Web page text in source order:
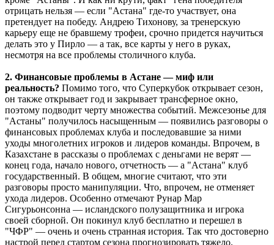
отрицать нельзя — если "Астана" где-то участвует, она
претендует на победу. Андрею Тихонову, за тренерскую
карьеру еще не бравшему трофеи, срочно придется научиться
делать это у Пирло — а так, все карты у него в руках,
несмотря на все проблемы столичного клуба.
2. Финансовые проблемы в Астане — миф или
реальность? Помимо того, что Суперкубок открывает сезон,
он также открывает год и закрывает трансферное окно,
поэтому подводит черту множества событий. Межсезонье для
"Астаны" получилось насыщенным — появились разговоры о
финансовых проблемах клуба и последовавшие за ними
уходы многолетних игроков и лидеров команды. Впрочем, в
Казахстане в рассказы о проблемах с деньгами не верят —
конец года, начало нового, отчетность — а "Астана" клуб
государственный. В общем, многие считают, что эти
разговоры просто манипуляции. Что, впрочем, не отменяет
ухода лидеров. Особенно отмечают Рунар Мар
Сигурьонсонна — исландского полузащитника и игрока
своей сборной. Он покинул клуб бесплатно и перешел в
"ЧФР" — очень и очень странная история. Так что достоверно
настрой перед стартом сезона прогнозировать тяжело.